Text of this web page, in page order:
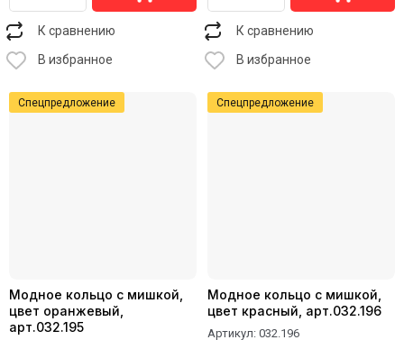
К сравнению
В избранное
К сравнению
В избранное
Спецпредложение
Модное кольцо с мишкой,
цвет оранжевый,
арт.032.195
Спецпредложение
Модное кольцо с мишкой,
цвет красный, арт.032.196
Артикул: 032.196